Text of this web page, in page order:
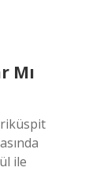
Mı
ile